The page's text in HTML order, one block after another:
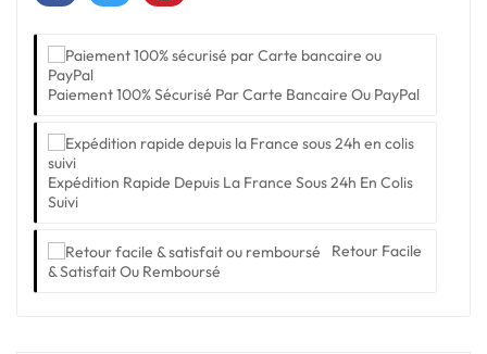
Paiement 100% Sécurisé Par Carte Bancaire Ou PayPal
Expédition Rapide Depuis La France Sous 24h En Colis
Suivi
Retour Facile
& Satisfait Ou Remboursé